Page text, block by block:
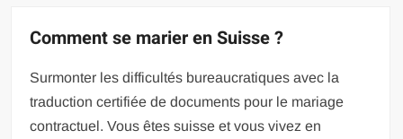
Comment se marier en Suisse ?
Surmonter les difficultés bureaucratiques avec la
traduction certifiée de documents pour le mariage
contractuel. Vous êtes suisse et vous vivez en